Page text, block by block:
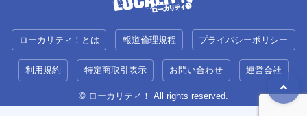
ローカリティ！とは 報道倫理規程 プライバシーポリシー
利用規約 特定商取引表示 お問い合わせ 運営会社
© ローカリティ！ All rights reserved.